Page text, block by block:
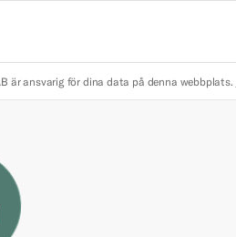
är ansvarig för dina data på denna webbplats.